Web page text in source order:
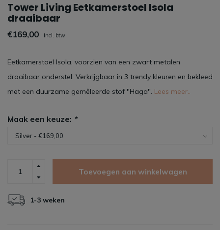
Tower Living Eetkamerstoel Isola
draaibaar
€169,00 Incl. btw
Eetkamerstoel Isola, voorzien van een zwart metalen
draaibaar onderstel. Verkrijgbaar in 3 trendy kleuren en bekleed
met een duurzame gemêleerde stof "Haga". Lees meer..
Maak een keuze: *
Toevoegen aan winkelwagen
1-3 weken